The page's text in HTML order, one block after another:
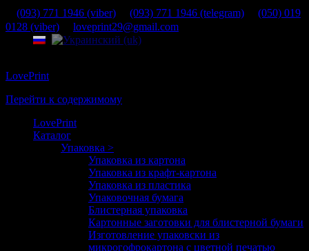
(093) 771 1946 (viber) (093) 771 1946 (telegram)
(050) 019
0128 (viber)
loveprint29@gmail.com
LovePrint
Перейти к содержимому
LovePrint
Каталог
Упаковка >
Упаковка из картона
Упаковка из крафт-картона
Упаковка из пластика
Упаковочная бумага
Блистерная упаковка
Картонные заготовки для блистерной бумаги
Изготовление упаковски из
микрогофрокартона с цветной печатью